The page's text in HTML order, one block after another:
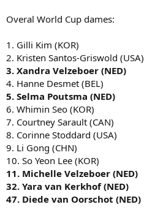
Overal World Cup dames:
1. Gilli Kim (KOR)
2. Kristen Santos-Griswold (USA)
3. Xandra Velzeboer (NED)
4. Hanne Desmet (BEL)
5. Selma Poutsma (NED)
6. Whimin Seo (KOR)
7. Courtney Sarault (CAN)
8. Corinne Stoddard (USA)
9. Li Gong (CHN)
10. So Yeon Lee (KOR)
11. Michelle Velzeboer (NED)
32. Yara van Kerkhof (NED)
47. Diede van Oorschot (NED)